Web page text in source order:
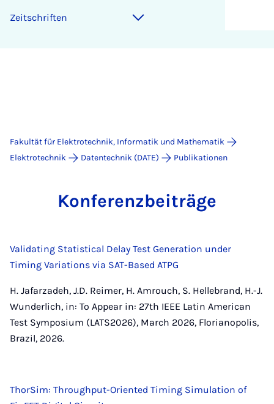
Zeit­schrif­ten
Fakultät für Elektrotechnik, Informatik und Mathematik
Elektrotechnik
Datentechnik (DATE) Publikationen
Kon­fe­renz­bei­trä­ge
Validating Statistical Delay Test Generation under
Timing Variations via SAT-Based ATPG
H. Jafarzadeh, J.D. Reimer, H. Amrouch, S. Hellebrand, H.-J.
Wunderlich, in: To Appear in: 27th IEEE Latin American
Test Symposium (LATS2026), March 2026, Florianopolis,
Brazil, 2026.
ThorSim: Throughput-Oriented Timing Simulation of